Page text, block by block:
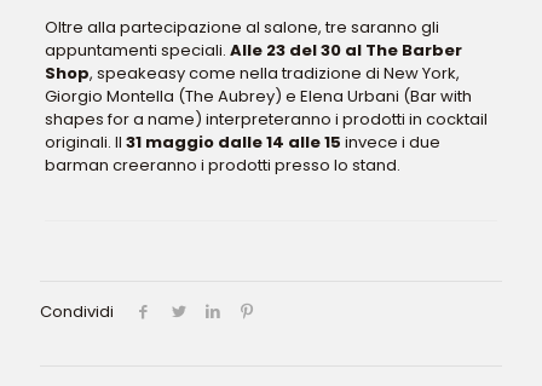
Oltre alla partecipazione al salone, tre saranno gli
appuntamenti speciali. Alle 23 del 30 al The Barber
Shop, speakeasy come nella tradizione di New York,
Giorgio Montella (The Aubrey) e Elena Urbani (Bar with
shapes for a name) interpreteranno i prodotti in cocktail
originali. Il 31 maggio dalle 14 alle 15 invece i due
barman creeranno i prodotti presso lo stand.
Condividi